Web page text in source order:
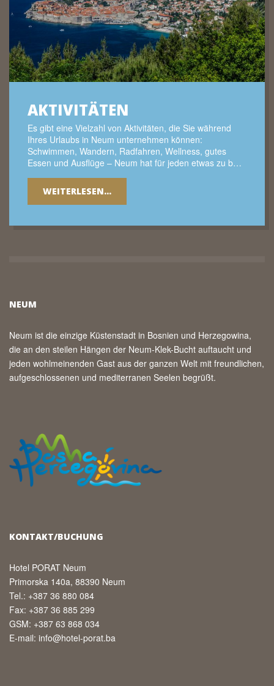
AKTIVITÄTEN
Es gibt eine Vielzahl von Aktivitäten, die Sie während
Ihres Urlaubs in Neum unternehmen können:
Schwimmen, Wandern, Radfahren, Wellness, gutes
Essen und Ausflüge – Neum hat für jeden etwas zu b…
WEITERLESEN...
NEUM
Neum ist die einzige Küstenstadt in Bosnien und Herzegowina,
die an den steilen Hängen der Neum-Klek-Bucht auftaucht und
jeden wohlmeinenden Gast aus der ganzen Welt mit freundlichen,
aufgeschlossenen und mediterranen Seelen begrüßt.
KONTAKT/BUCHUNG
Hotel PORAT Neum
Primorska 140a, 88390 Neum
Tel.: +387 36 880 084
Fax: +387 36 885 299
GSM: +387 63 868 034
E-mail: info@hotel-porat.ba